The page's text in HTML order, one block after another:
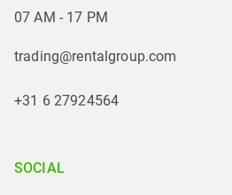
07 AM - 17 PM
trading@rentalgroup.com
+31 6 27924564
SOCIAL